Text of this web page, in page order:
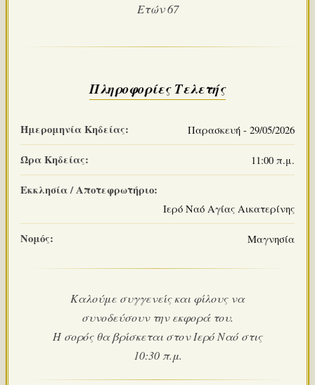
Ετών 67
Πληροφορίες Τελετής
Ημερομηνία Κηδείας: Παρασκευή - 29/05/2026
Ώρα Κηδείας: 11:00 π.μ.
Εκκλησία / Αποτεφρωτήριο:
Ιερό Ναό Αγίας Αικατερίνης
Νομός: Μαγνησία
Καλούμε συγγενείς και φίλους να
συνοδεύσουν την εκφορά του.
Η σορός θα βρίσκεται στον Ιερό Ναό στις
10:30 π.μ.